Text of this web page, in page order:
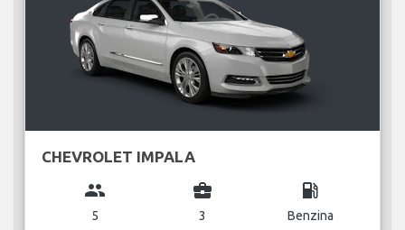
CHEVROLET IMPALA
group
5
business_center
3
local_gas_station
Benzina